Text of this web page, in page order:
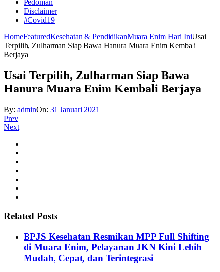
Pedoman
Disclaimer
#Covid19
HomeFeaturedKesehatan & PendidikanMuara Enim Hari IniUsai
Terpilih, Zulharman Siap Bawa Hanura Muara Enim Kembali
Berjaya
Usai Terpilih, Zulharman Siap Bawa
Hanura Muara Enim Kembali Berjaya
By: adminOn: 31 Januari 2021
Prev
Next
Related Posts
BPJS Kesehatan Resmikan MPP Full Shifting
di Muara Enim, Pelayanan JKN Kini Lebih
Mudah, Cepat, dan Terintegrasi